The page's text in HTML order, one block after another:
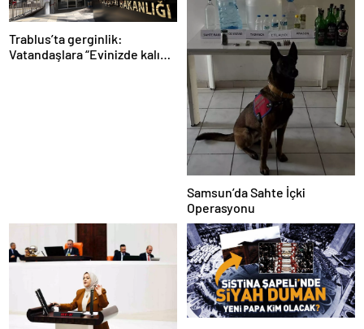
Trablus’ta gerginlik:
Vatandaşlara “Evinizde kalın”
Samsun’da Sahte İçki
Operasyonu